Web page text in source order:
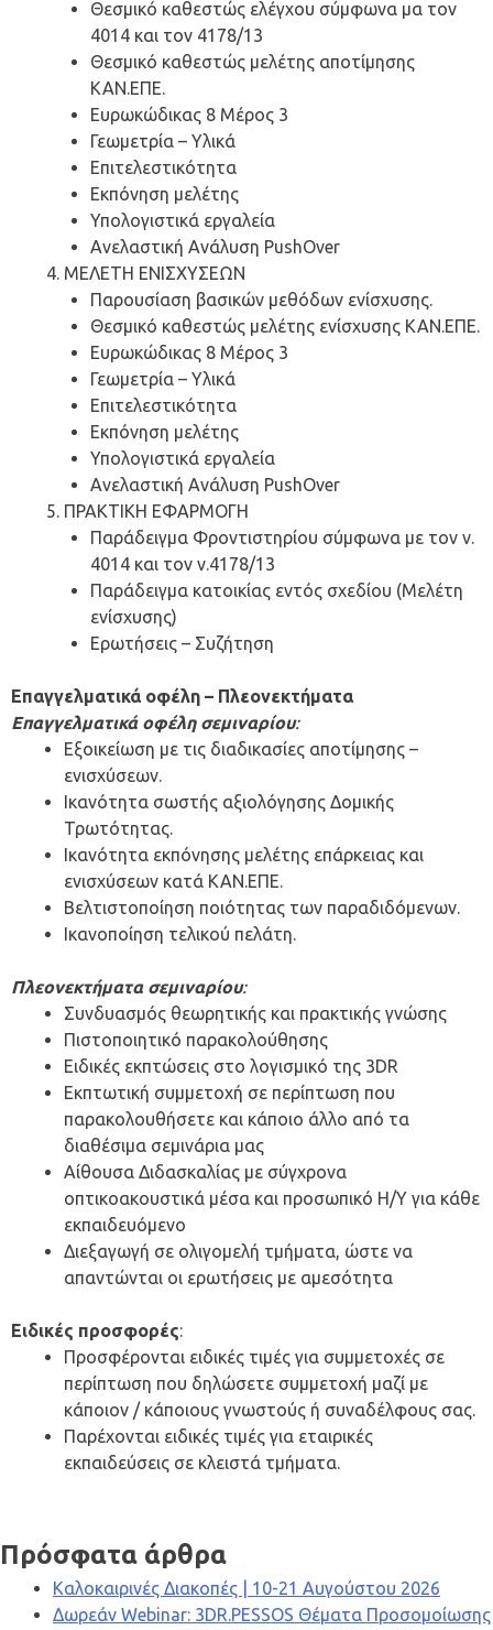
Θεσμικό καθεστώς ελέγχου σύμφωνα μα τον
4014 και τον 4178/13
Θεσμικό καθεστώς μελέτης αποτίμησης
ΚΑΝ.ΕΠΕ.
Ευρωκώδικας 8 Μέρος 3
Γεωμετρία – Υλικά
Επιτελεστικότητα
Εκπόνηση μελέτης
Υπολογιστικά εργαλεία
Ανελαστική Ανάλυση PushOver
ΜΕΛΕΤΗ ΕΝΙΣΧΥΣΕΩΝ
Παρουσίαση βασικών μεθόδων ενίσχυσης.
Θεσμικό καθεστώς μελέτης ενίσχυσης ΚΑΝ.ΕΠΕ.
Ευρωκώδικας 8 Μέρος 3
Γεωμετρία – Υλικά
Επιτελεστικότητα
Εκπόνηση μελέτης
Υπολογιστικά εργαλεία
Ανελαστική Ανάλυση PushOver
ΠΡΑΚΤΙΚΗ ΕΦΑΡΜΟΓΗ
Παράδειγμα Φροντιστηρίου σύμφωνα με τον ν.
4014 και τον ν.4178/13
Παράδειγμα κατοικίας εντός σχεδίου (Μελέτη
ενίσχυσης)
Ερωτήσεις – Συζήτηση
Επαγγελματικά οφέλη – Πλεονεκτήματα
Επαγγελματικά οφέλη σεμιναρίου:
Εξοικείωση με τις διαδικασίες αποτίμησης –
ενισχύσεων.
Ικανότητα σωστής αξιολόγησης Δομικής
Τρωτότητας.
Ικανότητα εκπόνησης μελέτης επάρκειας και
ενισχύσεων κατά ΚΑΝ.ΕΠΕ.
Βελτιστοποίηση ποιότητας των παραδιδόμενων.
Ικανοποίηση τελικού πελάτη.
Πλεονεκτήματα σεμιναρίου:
Συνδυασμός θεωρητικής και πρακτικής γνώσης
Πιστοποιητικό παρακολούθησης
Ειδικές εκπτώσεις στο λογισμικό της 3DR
Εκπτωτική συμμετοχή σε περίπτωση που
παρακολουθήσετε και κάποιο άλλο από τα
διαθέσιμα σεμινάρια μας
Αίθουσα Διδασκαλίας με σύγχρονα
οπτικοακουστικά μέσα και προσωπικό Η/Υ για κάθε
εκπαιδευόμενο
Διεξαγωγή σε ολιγομελή τμήματα, ώστε να
απαντώνται οι ερωτήσεις με αμεσότητα
Ειδικές προσφορές:
Προσφέρονται ειδικές τιμές για συμμετοχές σε
περίπτωση που δηλώσετε συμμετοχή μαζί με
κάποιον / κάποιους γνωστούς ή συναδέλφους σας.
Παρέχονται ειδικές τιμές για εταιρικές
εκπαιδεύσεις σε κλειστά τμήματα.
Πρόσφατα άρθρα
Καλοκαιρινές Διακοπές | 10-21 Αυγούστου 2026
Δωρεάν Webinar: 3DR.PESSOS Θέματα Προσομοίωσης